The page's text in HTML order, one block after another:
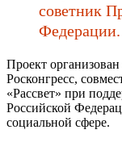
советник
Федерации.
Проект
Росконгресс,
«Рассвет» при
Российской
социальной сфере.